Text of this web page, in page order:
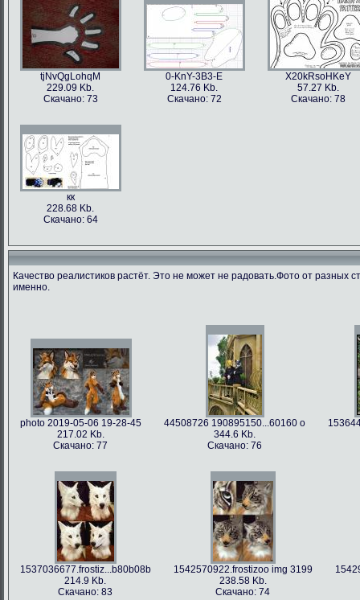
tjNvQgLohqM
229.09 Kb.
Скачано: 73
0-KnY-3B3-E
124.76 Kb.
Скачано: 72
X20kRsoHKeY
57.27 Kb.
Скачано: 78
кк
228.68 Kb.
Скачано: 64
Качество реалистиков растёт. Это не может не радовать.Фото от разных
именно.
photo 2019-05-06 19-28-45
217.02 Kb.
Скачано: 77
44508726 190895150...60160 o
344.6 Kb.
Скачано: 76
1537036677.frostiz...b80b08b
214.9 Kb.
Скачано: 83
1542570922.frostizoo img 3199
238.58 Kb.
Скачано: 74